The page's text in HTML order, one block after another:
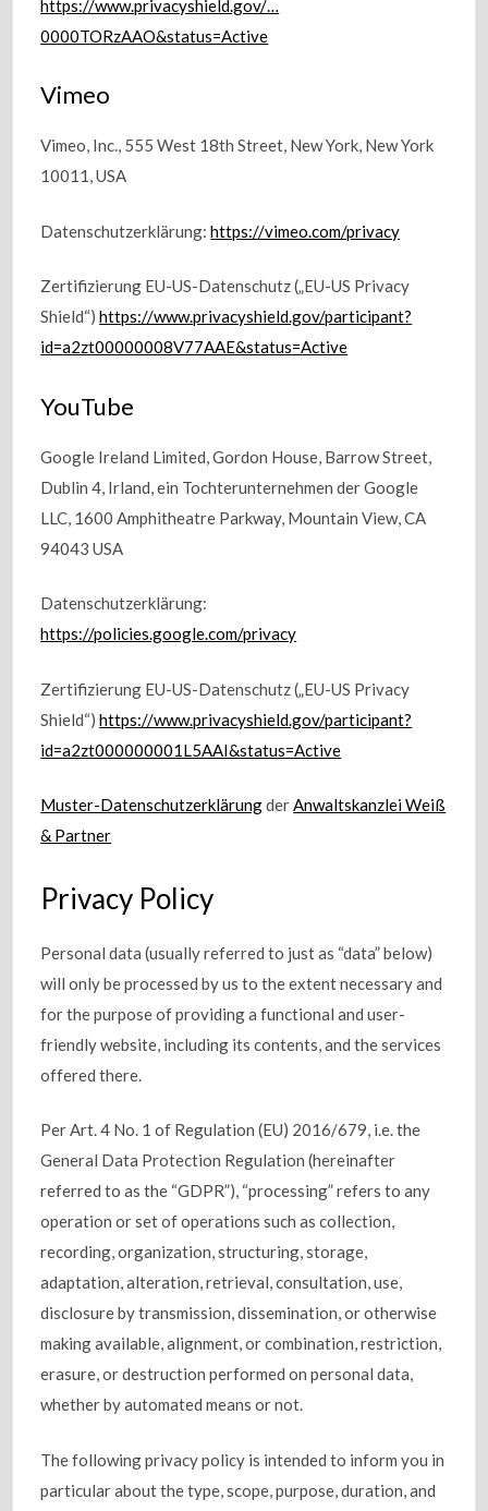
https://www.privacyshield.gov/…
0000TORzAAO&status=Active
Vimeo
Vimeo, Inc., 555 West 18th Street, New York, New York
10011, USA
Datenschutzerklärung:https://vimeo.com/privacy
Zertifizierung EU-US-Datenschutz („EU-US Privacy
Shield“)https://www.privacyshield.gov/participant?
id=a2zt00000008V77AAE&status=Active
YouTube
Google Ireland Limited, Gordon House, Barrow Street,
Dublin 4, Irland, ein Tochterunternehmen der Google
LLC, 1600 Amphitheatre Parkway, Mountain View, CA
94043 USA
Datenschutzerklärung:
https://policies.google.com/privacy
Zertifizierung EU-US-Datenschutz („EU-US Privacy
Shield“)https://www.privacyshield.gov/participant?
id=a2zt000000001L5AAI&status=Active
Muster-DatenschutzerklärungderAnwaltskanzlei Weiß
& Partner
Privacy Policy
Personal data (usually referred to just as “data” below)
will only be processed by us to the extent necessary and
for the purpose of providing a functional and user-
friendly website, including its contents, and the services
offered there.
Per Art. 4 No. 1 of Regulation (EU) 2016/679, i.e. the
General Data Protection Regulation (hereinafter
referred to as the “GDPR”), “processing” refers to any
operation or set of operations such as collection,
recording, organization, structuring, storage,
adaptation, alteration, retrieval, consultation, use,
disclosure by transmission, dissemination, or otherwise
making available, alignment, or combination, restriction,
erasure, or destruction performed on personal data,
whether by automated means or not.
The following privacy policy is intended to inform you in
particular about the type, scope, purpose, duration, and